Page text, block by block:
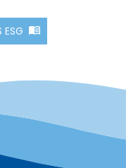
ESG